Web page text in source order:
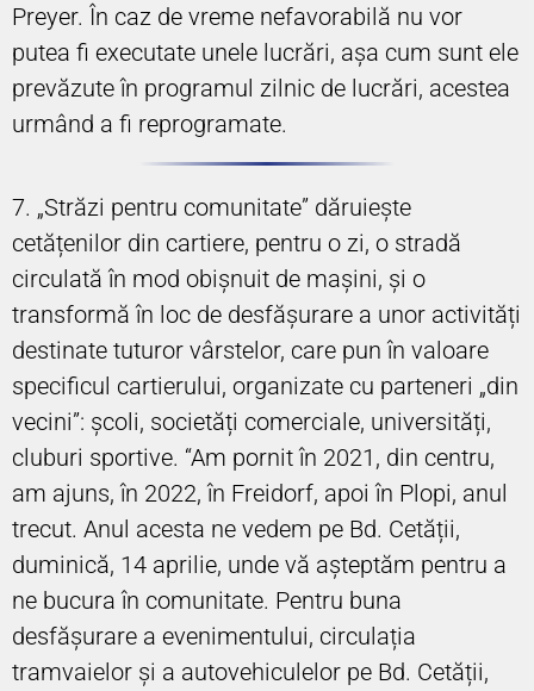
Preyer. În caz de vreme nefavorabilă nu vor
putea fi executate unele lucrări, așa cum sunt ele
prevăzute în programul zilnic de lucrări, acestea
urmând a fi reprogramate.
7. „Străzi pentru comunitate” dăruiește
cetățenilor din cartiere, pentru o zi, o stradă
circulată în mod obișnuit de mașini, și o
transformă în loc de desfășurare a unor activități
destinate tuturor vârstelor, care pun în valoare
specificul cartierului, organizate cu parteneri „din
vecini”: școli, societăți comerciale, universități,
cluburi sportive. “Am pornit în 2021, din centru,
am ajuns, în 2022, în Freidorf, apoi în Plopi, anul
trecut. Anul acesta ne vedem pe Bd. Cetății,
duminică, 14 aprilie, unde vă așteptăm pentru a
ne bucura în comunitate. Pentru buna
desfășurare a evenimentului, circulația
tramvaielor și a autovehiculelor pe Bd. Cetății,